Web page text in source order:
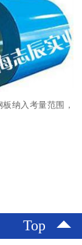
纳入考量范围，
Top